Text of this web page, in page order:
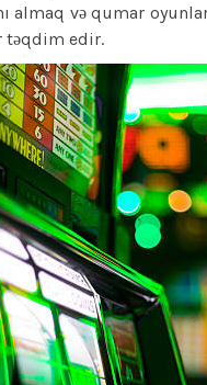
almaq və qumar
təqdim edir.